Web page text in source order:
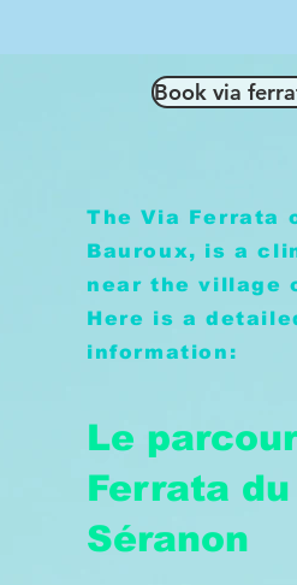
Book via
The Via Ferrata
Bauroux, is a
near the village
Here is a
information:
Le
Ferrata
Séranon